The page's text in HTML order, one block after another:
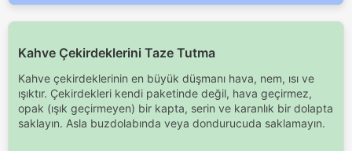
Kahve Çekirdeklerini Taze Tutma
Kahve çekirdeklerinin en büyük düşmanı hava, nem, ısı ve
ışıktır. Çekirdekleri kendi paketinde değil, hava geçirmez,
opak (ışık geçirmeyen) bir kapta, serin ve karanlık bir dolapta
saklayın. Asla buzdolabında veya dondurucuda saklamayın.